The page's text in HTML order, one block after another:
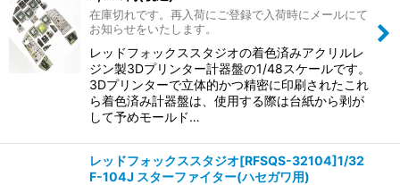
在庫切れです。再入荷にご登録で入荷時にメールにて
お知らせをいたします。
レッドフォックススタジオの着色済みアクリルレ
ジン製3Dプリンター計器盤の1/48スケールです。
3Dプリンターで立体的かつ精密に印刷されたこれ
ら着色済み計器盤は、使用する際は台紙から剥が
して予めモールド…
レッドフォックススタジオ[RFSQS-32104]1/32
F-104J スターファイター(ハセガワ用)